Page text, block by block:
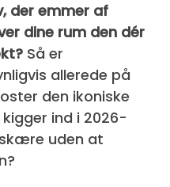
der emmer af
dine rum den dér
Så er
allerede på
den ikoniske
ind i 2026-
uden at